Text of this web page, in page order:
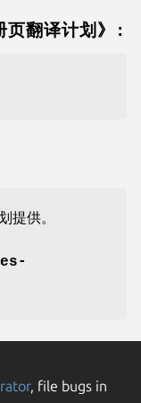
页翻译计划》:
提供。
, file bugs in